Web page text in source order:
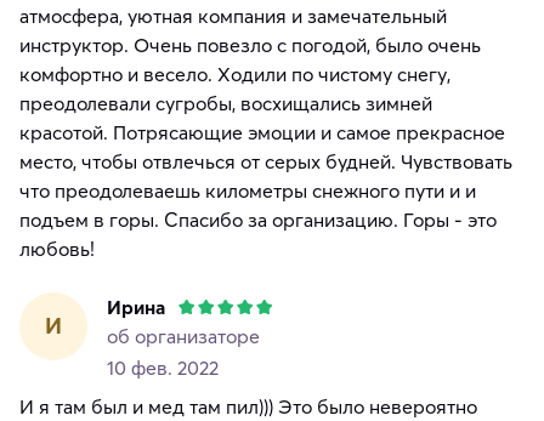
атмосфера, уютная компания и замечательный
инструктор. Очень повезло с погодой, было очень
комфортно и весело. Ходили по чистому снегу,
преодолевали сугробы, восхищались зимней
красотой. Потрясающие эмоции и самое прекрасное
место, чтобы отвлечься от серых будней. Чувствовать
что преодолеваешь километры снежного пути и и
подъем в горы. Спасибо за организацию. Горы - это
любовь!
И
Ирина
об организаторе
10 фев. 2022
И я там был и мед там пил))) Это было невероятно